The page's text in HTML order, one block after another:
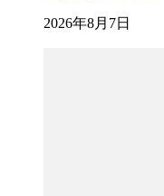
2026年8月7日